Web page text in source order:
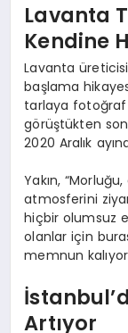
Lavanta
Kendine
Lavanta üreticisi
başlama
tarlaya fotoğraf
görüştükten
2020 Aralık
Yakın,
atmosferini
hiçbir olumsuz
olanlar için
memnun
Artıyor